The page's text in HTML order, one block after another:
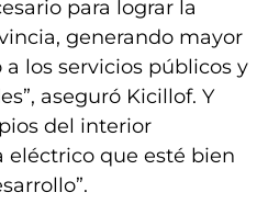
para lograr la
generando mayor
los servicios públicos y
aseguró Kicillof. Y
del interior
eléctrico que esté bien